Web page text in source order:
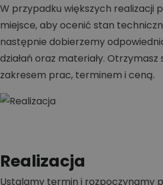
W przypadku większych realizacji
miejsce, aby ocenić stan
następnie dobierzemy
działań oraz materiały.
zakresem prac, terminem i ceną.
Realizacja
Ustalamy termin i rozpoczynamy